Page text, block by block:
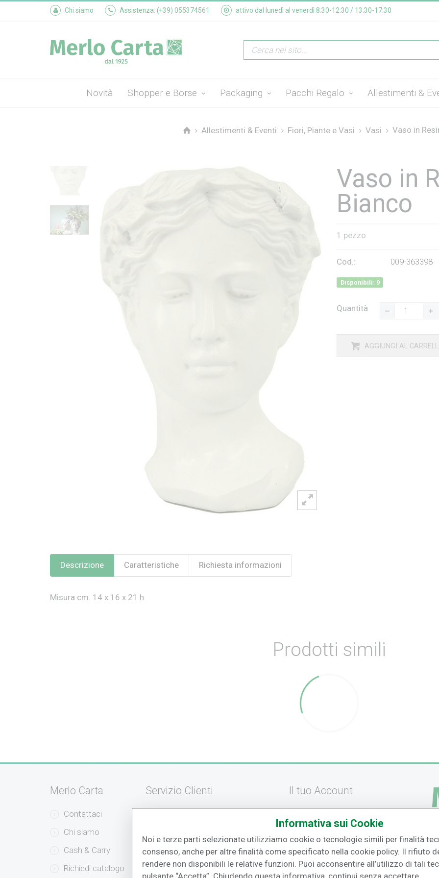
Chi siamo Assistenza: (+39) 055374561 attivo dal lunedì al venerdì 8:30-12:30 / 13:30-17:30
Novità Shopper e Borse Packaging Pacchi Regalo Allestimenti &
Allestimenti & Eventi Fiori, Piante e Vasi Vasi Vaso in
Vaso in
Bianco
1 pezzo
Cod.: 009-363398
Disponibili: 9
Quantità
AGGIUNGI AL
Descrizione Caratteristiche Richiesta informazioni
Misura cm. 14 x 16 x 21 h.
Prodotti simili
Merlo Carta
Contattaci
Chi siamo
Cash & Carry
Richiedi catalogo
Servizio Clienti
Modalità di Spedizione
Resi e Recessi
Il tuo Account
Effettua un Reso
Informativa sui Cookie
Noi e terze parti selezionate utilizziamo cookie o tecnologie simili per finalità
consenso, anche per altre finalità come specificato nella cookie policy. Il rifiuto
rendere non disponibili le relative funzioni. Puoi acconsentire all’utilizzo di tali